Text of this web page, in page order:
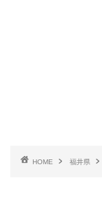
HOME 福井県